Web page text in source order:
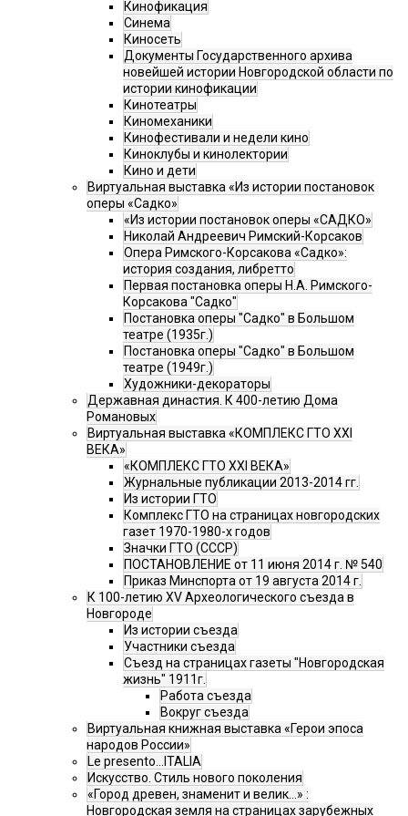
Кинофикация
Синема
Киносеть
Документы Государственного архива
новейшей истории Новгородской области по
истории кинофикации
Кинотеатры
Киномеханики
Кинофестивали и недели кино
Киноклубы и кинолектории
Кино и дети
Виртуальная выставка «Из истории постановок
оперы «Садко»
«Из истории постановок оперы «САДКО»
Николай Андреевич Римский-Корсаков
Опера Римского-Корсакова «Садко»:
история создания, либретто
Первая постановка оперы Н.А. Римского-
Корсакова "Садко"
Постановка оперы "Садко" в Большом
театре (1935г.)
Постановка оперы "Садко" в Большом
театре (1949г.)
Художники-декораторы
Державная династия. К 400-летию Дома
Романовых
Виртуальная выставка «КОМПЛЕКС ГТО XXI
ВЕКА»
«КОМПЛЕКС ГТО XXI ВЕКА»
Журнальные публикации 2013-2014 гг.
Из истории ГТО
Комплекс ГТО на страницах новгородских
газет 1970-1980-х годов
Значки ГТО (СССР)
ПОСТАНОВЛЕНИЕ от 11 июня 2014 г. № 540
Приказ Минспорта от 19 августа 2014 г.
К 100-летию XV Археологического съезда в
Новгороде
Из истории съезда
Участники съезда
Cъезд на страницах газеты "Новгородская
жизнь" 1911г.
Работа съезда
Вокруг съезда
Виртуальная книжная выставка «Герои эпоса
народов России»
Le presento...ITALIA
Искусство. Стиль нового поколения
«Город древен, знаменит и велик…» :
Новгородская земля на страницах зарубежных